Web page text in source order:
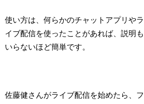
使い方は、何らかのチャットアプリやラ
イブ配信を使ったことがあれば、説明も
いらないほど簡単です。
佐藤健さんがライブ配信を始めたら、フ